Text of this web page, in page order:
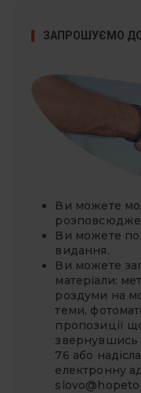
ЗАПРОШУЄМО ДО
Ви можете
Ви можете
видання.
Ви можете
матеріали:
роздуми на
теми,
пропозиції
звернувшись
76 або
електронну